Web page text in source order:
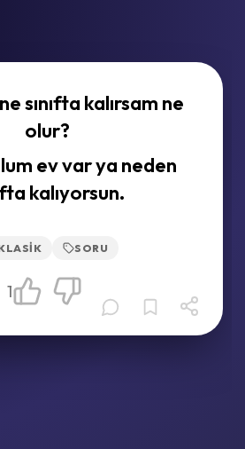
sınıfta kalırsam ne
olur?
ev var ya neden
kalıyorsun.
SORU
1